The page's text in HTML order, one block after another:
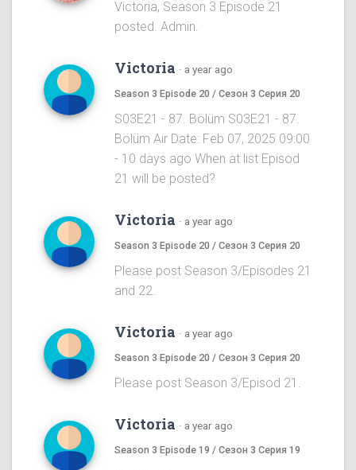
Victoria, Season 3 Episode 21
posted. Admin.
Victoria · a year ago
Season 3 Episode 20 / Сезон 3 Серия 20
S03E21 - 87. Bölüm S03E21 - 87.
Bölüm Air Date: Feb 07, 2025 09:00
- 10 days ago When at list Episod
21 will be posted?
Victoria · a year ago
Season 3 Episode 20 / Сезон 3 Серия 20
Please post Season 3/Episodes 21
and 22.
Victoria · a year ago
Season 3 Episode 20 / Сезон 3 Серия 20
Please post Season 3/Episod 21.
Victoria · a year ago
Season 3 Episode 19 / Сезон 3 Серия 19